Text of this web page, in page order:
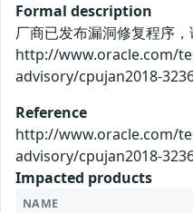
Formal description
厂商已发布漏洞修复程序，
http://www.oracle.com/
advisory/cpujan2018-
Reference
http://www.oracle.com/
advisory/cpujan2018-
Impacted products
NAME